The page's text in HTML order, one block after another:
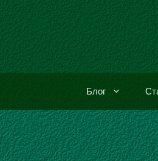
Перейти
к
содержимому
Блог